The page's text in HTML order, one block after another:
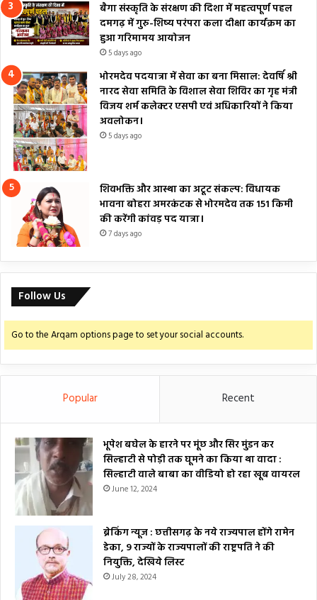
बैगा संस्कृति के संरक्षण की दिशा में महत्वपूर्ण पहल
दमगढ़ में गुरु-शिष्य परंपरा कला दीक्षा कार्यक्रम का
हुआ गरिमामय आयोजन
5 days ago
भोरमदेव पदयात्रा में सेवा का बना मिसाल: देवर्षि श्री
नारद सेवा समिति के विशाल सेवा शिविर का गृह मंत्री
विजय शर्म कलेक्टर एसपी एवं अधिकारियों ने किया
अवलोकन।
5 days ago
शिवभक्ति और आस्था का अटूट संकल्प: विधायक
भावना बोहरा अमरकंटक से भोरमदेव तक 151 किमी
की करेंगी कांवड़ पद यात्रा।
7 days ago
Follow Us
Go to the Arqam options page to set your social accounts.
Popular Recent
भूपेश बघेल के हारने पर मूंछ और सिर मुंडन कर
सिल्हाटी से पोड़ी तक घूमने का किया था वादा :
सिल्हाटी वाले बाबा का वीडियो हो रहा खूब वायरल
June 12, 2024
ब्रेकिंग न्यूज : छत्तीसगढ़ के नये राज्यपाल होंगे रामेन
डेका, 9 राज्यों के राज्यपालों की राष्ट्रपति ने की
नियुक्ति, देखिये लिस्ट
July 28, 2024